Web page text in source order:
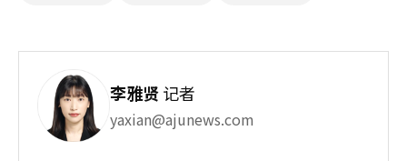
李雅贤记者
yaxian@ajunews.com